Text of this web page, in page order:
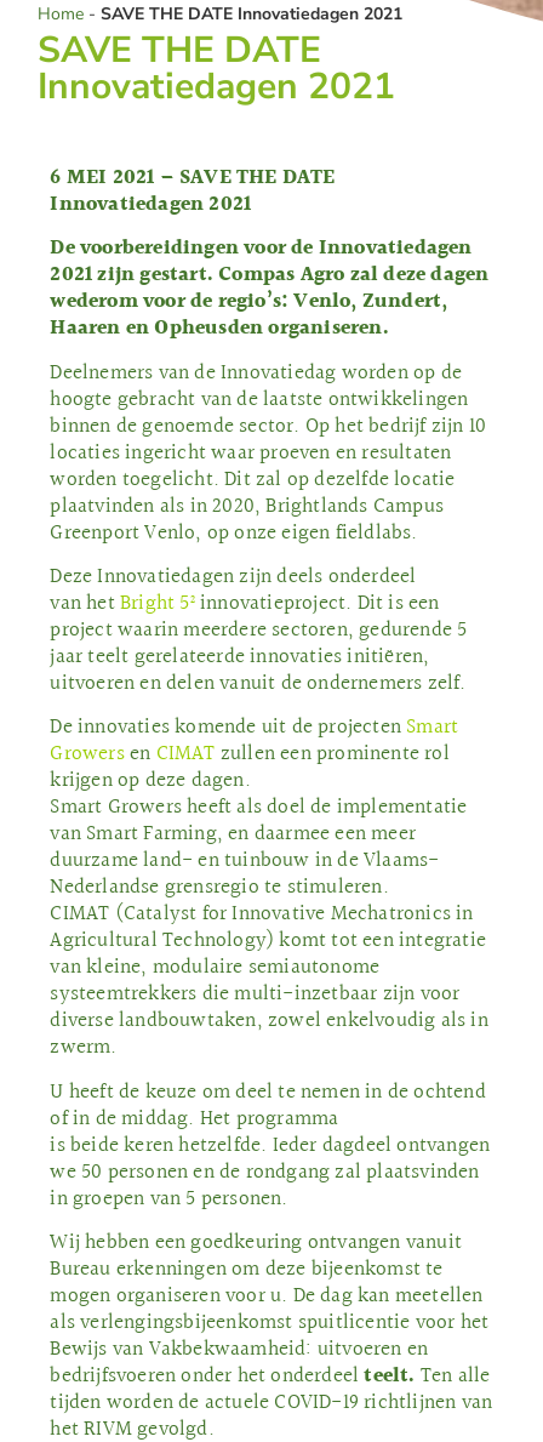
Home -SAVE THE DATE Innovatiedagen 2021
SAVE THE DATE
Innovatiedagen 2021
6 MEI 2021 – SAVE THE DATE
Innovatiedagen 2021
De voorbereidingen voor de Innovatiedagen
2021 zijn gestart. Compas Agro zal deze dagen
wederom voor de regio’s: Venlo, Zundert,
Haaren en Opheusden organiseren.
Deelnemers van de Innovatiedag worden op de
hoogte gebracht van de laatste ontwikkelingen
binnen de genoemde sector. Op het bedrijf zijn 10
locaties ingericht waar proeven en resultaten
worden toegelicht. Dit zal op dezelfde locatie
plaatvinden als in 2020, Brightlands Campus
Greenport Venlo, op onze eigen fieldlabs.
Deze Innovatiedagen zijn deels onderdeel
van hetBright 5²innovatieproject. Dit is een
project waarin meerdere sectoren, gedurende 5
jaar teelt gerelateerde innovaties initiëren,
uitvoeren en delen vanuit de ondernemers zelf.
De innovaties komende uit de projectenSmart
Growersen CIMATzullen een prominente rol
krijgen op deze dagen.
Smart Growers heeft als doel de implementatie
van Smart Farming, en daarmee een meer
duurzame land- en tuinbouw in de Vlaams-
Nederlandse grensregio te stimuleren.
CIMAT (Catalyst for Innovative Mechatronics in
Agricultural Technology) komt tot een integratie
van kleine, modulaire semiautonome
systeemtrekkers die multi-inzetbaar zijn voor
diverse landbouwtaken, zowel enkelvoudig als in
zwerm.
U heeft de keuze om deel te nemen in de ochtend
of in de middag. Het programma
is beide keren hetzelfde. Ieder dagdeel ontvangen
we 50 personen en de rondgang zal plaatsvinden
in groepen van 5 personen.
Wij hebben een goedkeuring ontvangen vanuit
Bureau erkenningen om deze bijeenkomst te
mogen organiseren voor u. De dag kan meetellen
als verlengingsbijeenkomst spuitlicentie voor het
Bewijs van Vakbekwaamheid: uitvoeren en
bedrijfsvoeren onder het onderdeelteelt. Ten alle
tijden worden de actuele COVID-19 richtlijnen van
het RIVM gevolgd.